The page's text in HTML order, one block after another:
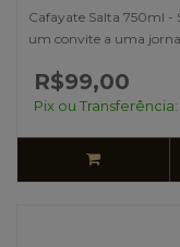
Cafayate Salta 750ml -
um convite a uma
R$99,00
Pix ou